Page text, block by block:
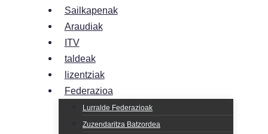
Sailkapenak
Araudiak
ITV
taldeak
lizentziak
Federazioa
Lurralde Federazioak
Zuzendaritza Batzordea